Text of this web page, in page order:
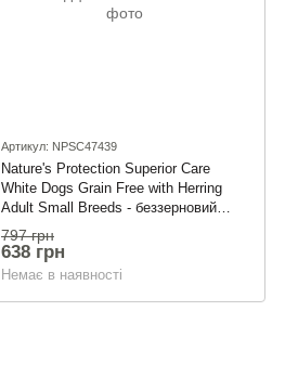
Артикул: NPSC47439
Nature's Protection Superior Care
White Dogs Grain Free with Herring
Adult Small Breeds - беззерновий
сухий корм для дорослих собак
малих порід з оселедцем 1.5кг
797 грн
638 грн
Немає в наявності